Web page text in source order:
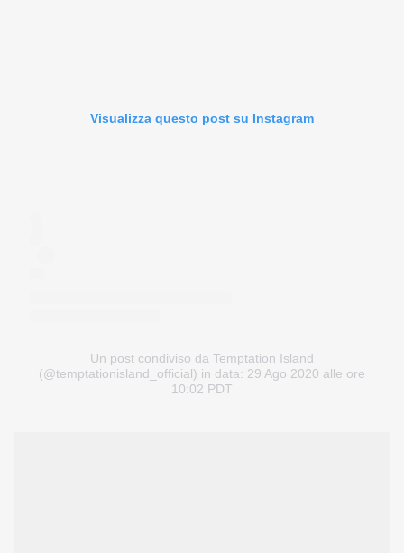
Visualizza questo post su Instagram
Un post condiviso da Temptation Island
(@temptationisland_official) in data: 29 Ago 2020 alle ore
10:02 PDT